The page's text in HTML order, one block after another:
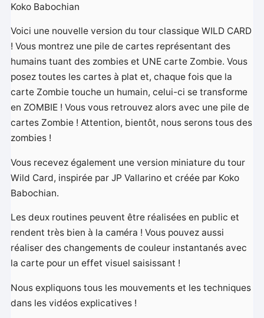
Koko Babochian
Voici une nouvelle version du tour classique WILD CARD
! Vous montrez une pile de cartes représentant des
humains tuant des zombies et UNE carte Zombie. Vous
posez toutes les cartes à plat et, chaque fois que la
carte Zombie touche un humain, celui-ci se transforme
en ZOMBIE ! Vous vous retrouvez alors avec une pile de
cartes Zombie ! Attention, bientôt, nous serons tous des
zombies !
Vous recevez également une version miniature du tour
Wild Card, inspirée par JP Vallarino et créée par Koko
Babochian.
Les deux routines peuvent être réalisées en public et
rendent très bien à la caméra ! Vous pouvez aussi
réaliser des changements de couleur instantanés avec
la carte pour un effet visuel saisissant !
Nous expliquons tous les mouvements et les techniques
dans les vidéos explicatives !